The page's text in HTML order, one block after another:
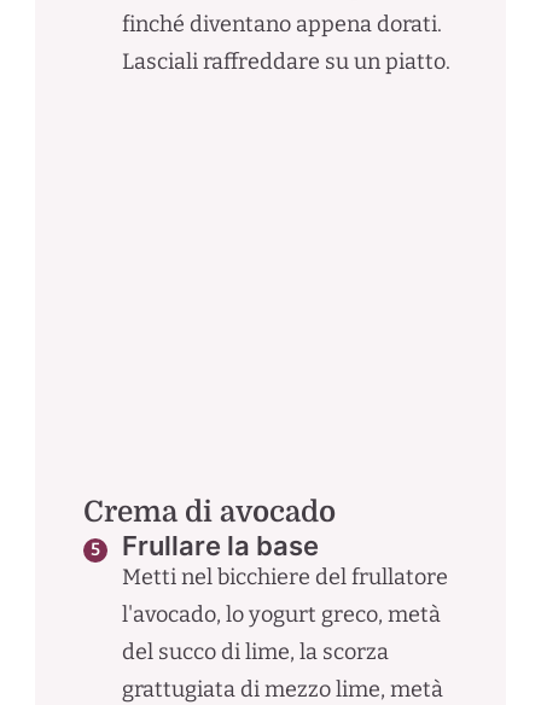
finché diventano appena dorati.
Lasciali raffreddare su un piatto.
Crema di avocado
Frullare la base
Metti nel bicchiere del frullatore
l'avocado, lo yogurt greco, metà
del succo di lime, la scorza
grattugiata di mezzo lime, metà